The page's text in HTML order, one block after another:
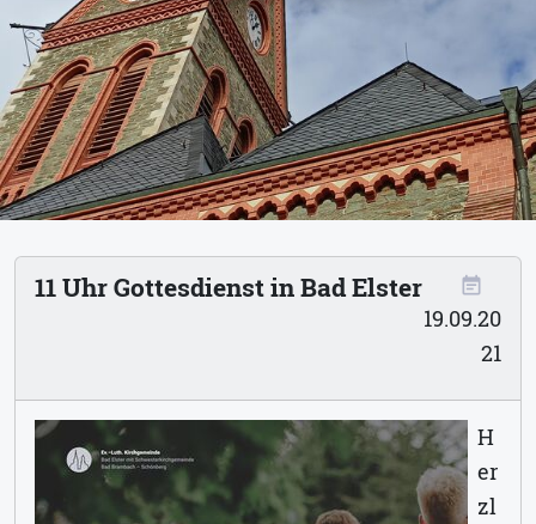
11 Uhr Gottesdienst in Bad Elster event_note
19.09.20
21
H
er
zl